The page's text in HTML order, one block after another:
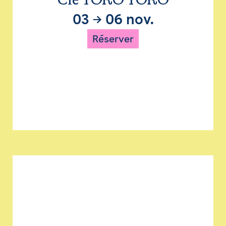
03 → 06 nov.
Réserver